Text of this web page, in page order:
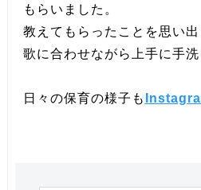
もらいました。
教えてもらったことを思い
歌に合わせながら上手に手洗
日々の保育の様子も